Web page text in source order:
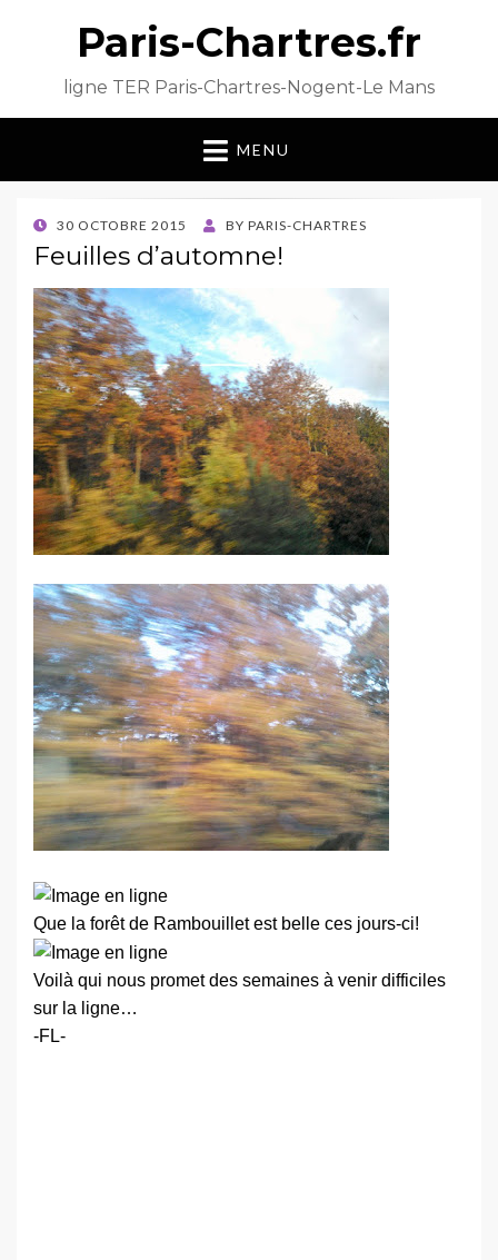
Paris-Chartres.fr
ligne TER Paris-Chartres-Nogent-Le Mans
MENU
POSTED
ON
30 OCTOBRE 2015 BY PARIS-CHARTRES
Feuilles d’automne!
Que la forêt de Rambouillet est belle ces jours-ci!
Voilà qui nous promet des semaines à venir difficiles
sur la ligne…
-FL-